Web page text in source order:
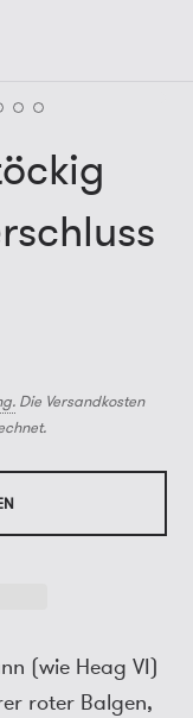
Die Versandkosten
(wie Heag VI)
roter Balgen,